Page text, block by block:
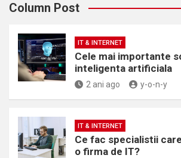
Column Post
IT & INTERNET
Cele mai importante
inteligenta artificiala
2 ani ago y-o-n-y
IT & INTERNET
Ce fac specialistii
o firma de IT?